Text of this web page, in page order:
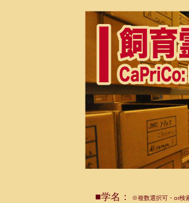
■学名： ※複数選択可・or検